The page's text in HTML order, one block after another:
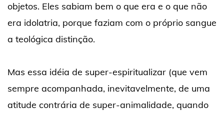
objetos. Eles sabiam bem o que era e o que não
era idolatria, porque faziam com o próprio sangue
a teológica distinção.
Mas essa idéia de super-espiritualizar (que vem
sempre acompanhada, inevitavelmente, de uma
atitude contrária de super-animalidade, quando